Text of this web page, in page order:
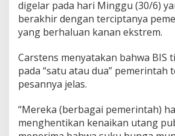
digelar pada hari Minggu (30/6)
berakhir dengan terciptanya
yang berhaluan kanan ekstrem.
Carstens menyatakan bahwa BIS
pada “satu atau dua” pemerintah
pesannya jelas.
“Mereka (berbagai pemerintah)
menghentikan kenaikan utang